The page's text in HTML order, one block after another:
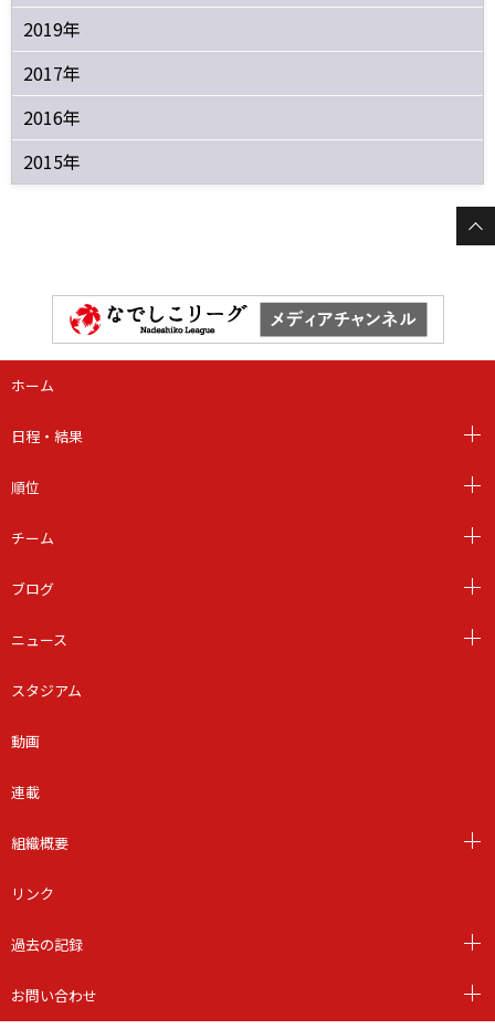
2019年
2017年
2016年
2015年
ホーム
日程・結果
順位
チーム
ブログ
ニュース
スタジアム
動画
連載
組織概要
リンク
過去の記録
お問い合わせ